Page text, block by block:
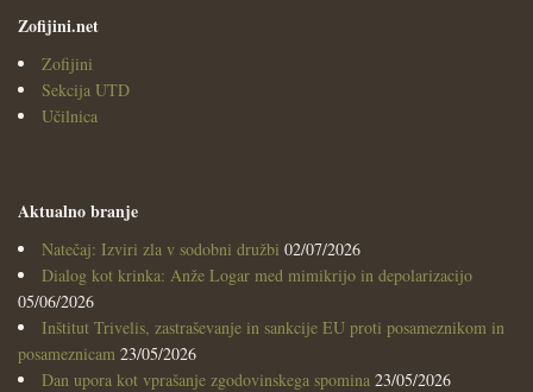
Zofijini.net
Zofijini
Sekcija UTD
Učilnica
Aktualno branje
Natečaj: Izviri zla v sodobni družbi 02/07/2026
Dialog kot krinka: Anže Logar med mimikrijo in depolarizacijo
05/06/2026
Inštitut Trivelis, zastraševanje in sankcije EU proti posameznikom in
posameznicam 23/05/2026
Dan upora kot vprašanje zgodovinskega spomina 23/05/2026